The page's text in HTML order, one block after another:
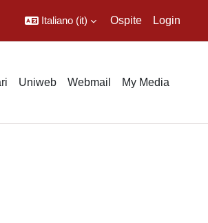
Italiano ‎(it)‎ Ospite Login
Uniweb Webmail My Media